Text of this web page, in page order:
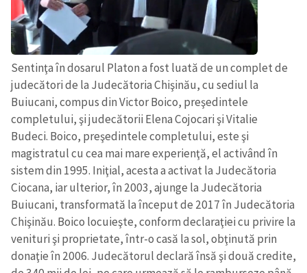
Sentinţa în dosarul Platon a fost luată de un complet de
judecători de la Judecătoria Chişinău, cu sediul la
Buiucani, compus din Victor Boico, preşedintele
completului, şi judecătorii Elena Cojocari şi Vitalie
Budeci. Boico, preşedintele completului, este şi
magistratul cu cea mai mare experienţă, el activând în
sistem din 1995. Iniţial, acesta a activat la Judecătoria
Ciocana, iar ulterior, în 2003, ajunge la Judecătoria
Buiucani, transformată la început de 2017 în Judecătoria
Chişinău. Boico locuieşte, conform declaraţiei cu privire la
venituri şi proprietate, într-o casă la sol, obţinută prin
donaţie în 2006. Judecătorul declară însă şi două credite,
ȘTIREA MEA
Titlu știre
+ Adaugă titlu
Fotografie
+ Încarcă imagine